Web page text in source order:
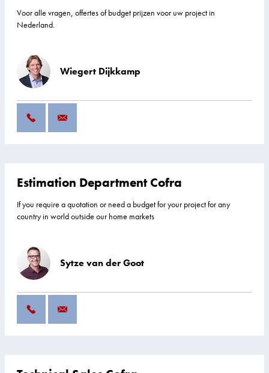
Voor alle vragen, offertes of budget prijzen voor uw project in
Nederland.
Wiegert Dijkkamp
Estimation Department Cofra
If you require a quotation or need a budget for your project for any
country in world outside our home markets
Sytze van der Goot